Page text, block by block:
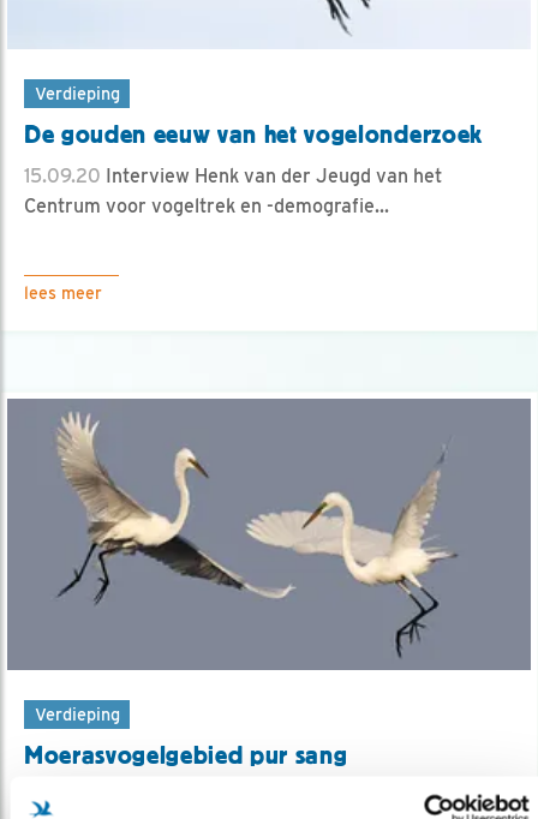
Verdieping
De gouden eeuw van het vogelonderzoek
15.09.20 Interview Henk van der Jeugd van het
Centrum voor vogeltrek en -demografie...
lees meer
Verdieping
Moerasvogelgebied pur sang
10.09.20
Dynamiek maakt Oostvaardersplassen